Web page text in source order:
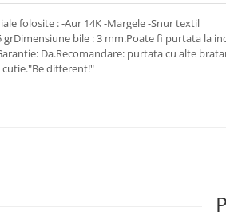
folosite : -Aur 14K -Margele -Snur textil
grDimensiune bile : 3 mm.Poate fi purtata la
Da.Recomandare: purtata cu alte
different!"